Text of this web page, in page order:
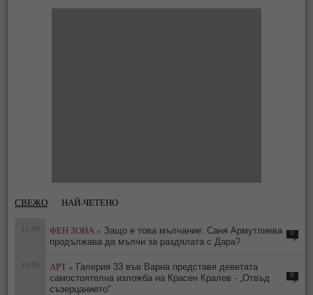
СВЕЖО НАЙ-ЧЕТЕНО
11:49 ФЕН ЗОНА » Защо е това мълчание: Саня Армутлиева
продължава да мълчи за раздялата с Дара?
0
10:50 АРТ » Галерия 33 във Варна представя деветата
самостоятелна изложба на Красен Кралев - „Отвъд
съзерцанието“
0